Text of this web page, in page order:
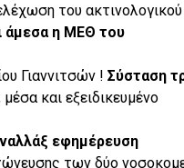
του ακτινολογικού
άμεσα η ΜΕΘ του
Γιαννιτσών ! Σύσταση
και εξειδικευμένο
εφημέρευση
των δύο